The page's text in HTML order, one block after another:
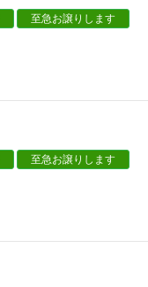
至急お譲りします
至急お譲りします